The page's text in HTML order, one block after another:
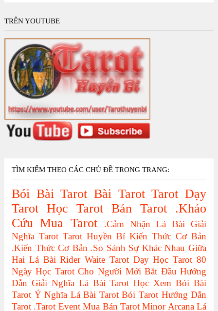
TRÊN YOUTUBE
TÌM KIẾM THEO CÁC CHỦ ĐỀ TRONG TRANG:
Bói Bài Tarot Bài Tarot Tarot Dạy
Tarot Học Tarot Bán Tarot
.Khảo
Cứu Mua Tarot .Cảm Nhận Lá Bài
Giải
Nghĩa Tarot Tarot Huyền Bí Kiến Thức Cơ Bản
.Kiến Thức Cơ Bản .So Sánh Sự Khác Nhau Giữa
Hai Lá Bài Rider Waite Tarot Dạy Học Tarot 80
Ngày Học Tarot Cho Người Mới Bắt Đầu Hướng
Dẫn Giải Nghĩa Lá Bài Tarot Học Xem Bói Bài
Tarot Ý Nghĩa Lá Bài Tarot Bói Tarot Hướng Dẫn
Tarot .Tarot Event Mua Bán Tarot Minor Arcana Lá